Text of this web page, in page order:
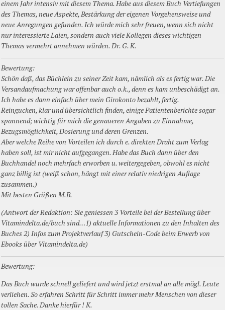
einem Jahr intensiv mit diesem Thema. Habe aus diesem Buch Vertiefungen
des Themas, neue Aspekte, Bestärkung der eigenen Vorgehensweise und
neue Anregungen gefunden. Ich würde mich sehr freuen, wenn sich nicht
nur interessierte Laien, sondern auch viele Kollegen dieses wichtigen
Themas vermehrt annehmen würden. Dr. G. K.
Bewertung:
Schön daß, das Büchlein zu seiner Zeit kam, nämlich als es fertig war. Die
Versandaufmachung war offenbar auch o.k., denn es kam unbeschädigt an.
Ich habe es dann einfach über mein Girokonto bezahlt, fertig.
Reingucken, klar und übersichtlich finden, einige Patientenberichte sogar
spannend; wichtig für mich die genaueren Angaben zu Einnahme,
Bezugsmöglichkeit, Dosierung und deren Grenzen.
Aber welche Reihe von Vorteilen ich durch e. direkten Draht zum Verlag
haben soll, ist mir nicht aufgegangen. Habe das Buch dann über den
Buchhandel noch mehrfach erworben u. weitergegeben, obwohl es nicht
ganz billig ist (weiß schon, hängt mit einer relativ niedrigen Auflage
zusammen.)
Mit besten Grüßen M.B.
(Antwort der Redaktion: Sie geniessen 3 Vorteile bei der Bestellung über
Vitamindelta.de/buch sind…1) aktuelle Informationen zu den Inhalten des
Buches 2) Infos zum Projektverlauf 3) Gutschein-Code beim Erwerb von
Ebooks über Vitamindelta.de)
Bewertung:
Das Buch wurde schnell geliefert und wird jetzt erstmal an alle mögl. Leute
verliehen. So erfahren Schritt für Schritt immer mehr Menschen von dieser
tollen Sache. Danke hierfür ! K.